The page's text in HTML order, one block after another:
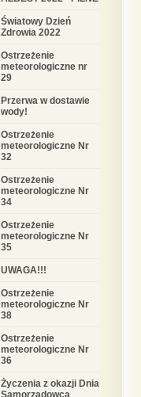
Światowy Dzień
Zdrowia 2022
Ostrzeżenie
meteorologiczne nr
29
Przerwa w dostawie
wody!
Ostrzeżenie
meteorologiczne Nr
32
Ostrzeżenie
meteorologiczne Nr
34
Ostrzeżenie
meteorologiczne Nr
35
UWAGA!!!
Ostrzeżenie
meteorologiczne Nr
38
Ostrzeżenie
meteorologiczne Nr
36
Życzenia z okazji Dnia
Samorządowca